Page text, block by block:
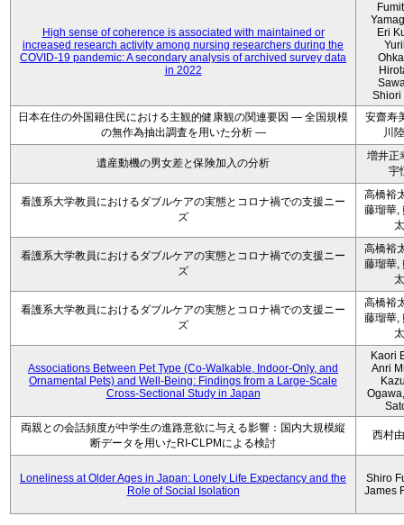
High sense of coherence is associated with maintained or
increased research activity among nursing researchers during the
COVID-19 pandemic: A secondary analysis of archived survey data
in 2022
Eri
Shiori
日本在住の外国籍住民における主観的健康観の関連要因 ― 全国規模
の無作為抽出調査を用いた分析 ―
安齋寿
川
遺産動機の男女差と保険加入の分析
増井正
宇
看護系大学教員におけるダブルケアの実態とコロナ禍での支援ニー
ズ
高橋裕
藤瑠華,
太
看護系大学教員におけるダブルケアの実態とコロナ禍での支援ニー
ズ
高橋裕
藤瑠華,
太
看護系大学教員におけるダブルケアの実態とコロナ禍での支援ニー
ズ
高橋裕
藤瑠華,
太
Associations Between Pet Type (Co-Walkable, Indoor-Only, and
Ornamental Pets) and Well-Being: Findings from a Large-Scale
Cross-Sectional Study in Japan
Kaori
Anri
両親との会話頻度が中学生の進路意欲に与える影響：国内大規模縦
断データを用いたRI-CLPMによる検討
西村
Loneliness at Older Ages in Japan: Lonely Life Expectancy and the
Role of Social Isolation
Shiro
James